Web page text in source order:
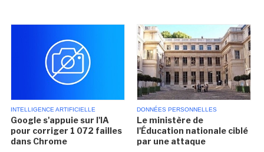
INTELLIGENCE ARTIFICIELLE
Google s'appuie sur l'IA
pour corriger 1 072 failles
dans Chrome
DONNÉES PERSONNELLES
Le ministère de
l'Éducation nationale ciblé
par une attaque